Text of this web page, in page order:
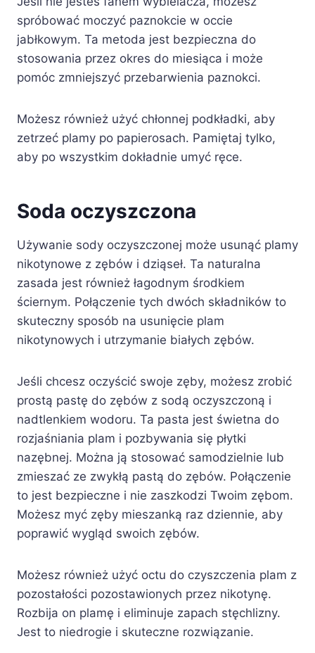
spróbować moczyć paznokcie w occie
jabłkowym. Ta metoda jest bezpieczna do
stosowania przez okres do miesiąca i może
pomóc zmniejszyć przebarwienia paznokci.
Możesz również użyć chłonnej podkładki, aby
zetrzeć plamy po papierosach. Pamiętaj tylko,
aby po wszystkim dokładnie umyć ręce.
Soda oczyszczona
Używanie sody oczyszczonej może usunąć plamy
nikotynowe z zębów i dziąseł. Ta naturalna
zasada jest również łagodnym środkiem
ściernym. Połączenie tych dwóch składników to
skuteczny sposób na usunięcie plam
nikotynowych i utrzymanie białych zębów.
Jeśli chcesz oczyścić swoje zęby, możesz zrobić
prostą pastę do zębów z sodą oczyszczoną i
nadtlenkiem wodoru. Ta pasta jest świetna do
rozjaśniania plam i pozbywania się płytki
nazębnej. Można ją stosować samodzielnie lub
zmieszać ze zwykłą pastą do zębów. Połączenie
to jest bezpieczne i nie zaszkodzi Twoim zębom.
Możesz myć zęby mieszanką raz dziennie, aby
poprawić wygląd swoich zębów.
Możesz również użyć octu do czyszczenia plam z
pozostałości pozostawionych przez nikotynę.
Rozbija on plamę i eliminuje zapach stęchlizny.
Jest to niedrogie i skuteczne rozwiązanie.